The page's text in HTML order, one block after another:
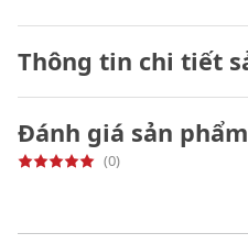
Thông tin chi tiết
Đánh giá sản phẩm
(0)